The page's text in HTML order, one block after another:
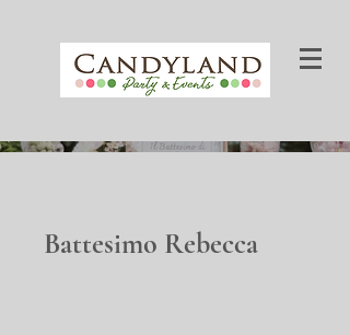
Battesimo Rebecca